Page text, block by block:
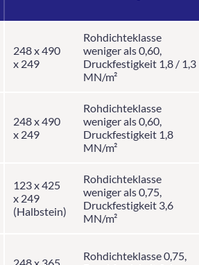
248 x 490
x 249
Rohdichteklasse
weniger als 0,60,
Druckfestigkeit 1,8 / 1,3
MN/m²
248 x 490
x 249
Rohdichteklasse
weniger als 0,60,
Druckfestigkeit 1,8
MN/m²
123 x 425
x 249
(Halbstein)
Rohdichteklasse
weniger als 0,75,
Druckfestigkeit 3,6
MN/m²
248 x 365
Rohdichteklasse 0,75,